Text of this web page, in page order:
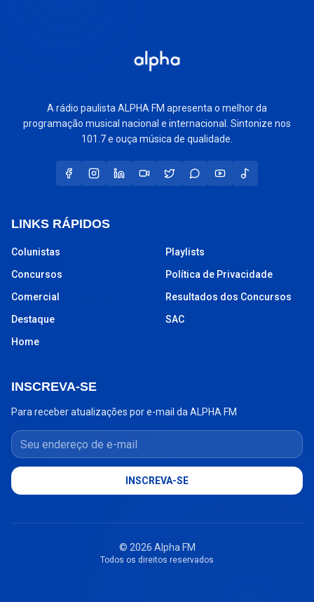
A rádio paulista ALPHA FM apresenta o melhor da
programação musical nacional e internacional. Sintonize nos
101.7 e ouça música de qualidade.
LINKS RÁPIDOS
Colunistas
Concursos
Comercial
Destaque
Home
Playlists
Política de Privacidade
Resultados dos Concursos
SAC
INSCREVA-SE
Para receber atualizações por e-mail da ALPHA FM
Seu endereço de e-mail
INSCREVA-SE
© 2026 Alpha FM
Todos os direitos reservados